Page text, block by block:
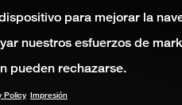
para mejorar la
nuestros esfuerzos de
pueden rechazarse.
Policy Impresión